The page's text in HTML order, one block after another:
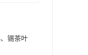
锡茶叶